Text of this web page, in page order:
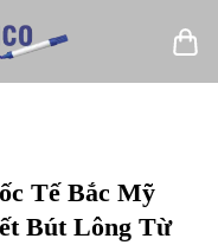
Tế Bắc Mỹ
Bút Lông Từ